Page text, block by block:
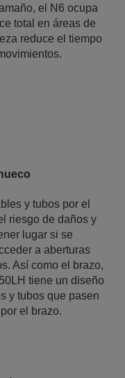
el N6 ocupa
total en áreas de
reduce el tiempo
y tubos por el
riesgo de daños y
lugar si se
a aberturas
Así como el brazo,
tiene un diseño
y tubos que pasen
el brazo.